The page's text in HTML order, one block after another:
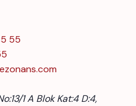
55
1 A Blok Kat:4 D:4,